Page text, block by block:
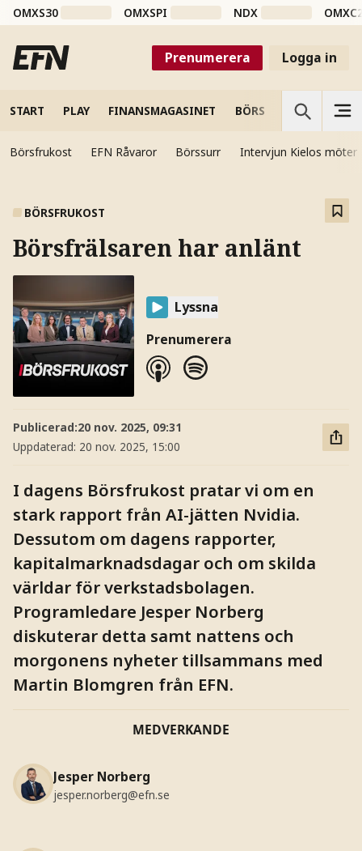
OMXS30 OMXSPI NDX
Prenumerera Logga in
START PLAY FINANSMAGASINET BÖRS VETENSKAP
Börsfrukost EFN Råvaror Börssurr Intervjun Kielos möter
BÖRSFRUKOST
Börsfrälsaren har anlänt
Lyssna
Prenumerera
Publicerad:20 nov. 2025, 09:31
Uppdaterad: 20 nov. 2025, 15:00
I dagens Börsfrukost pratar vi om en
stark rapport från AI-jätten Nvidia.
Dessutom om dagens rapporter,
kapitalmarknadsdagar och om skilda
världar för verkstadsbolagen.
Programledare Jesper Norberg
diskuterar detta samt nattens och
morgonens nyheter tillsammans med
Martin Blomgren från EFN.
MEDVERKANDE
Jesper Norberg
jesper.norberg@efn.se